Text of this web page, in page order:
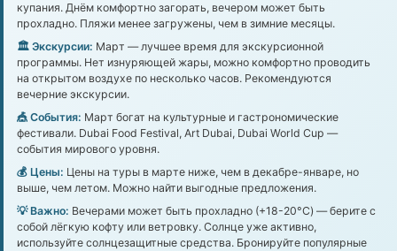
купания. Днём комфортно загорать, вечером может быть
прохладно. Пляжи менее загружены, чем в зимние месяцы.
🏛️ Экскурсии: Март — лучшее время для экскурсионной
программы. Нет изнуряющей жары, можно комфортно проводить
на открытом воздухе по несколько часов. Рекомендуются
вечерние экскурсии.
🎪 События: Март богат на культурные и гастрономические
фестивали. Dubai Food Festival, Art Dubai, Dubai World Cup —
события мирового уровня.
💰 Цены: Цены на туры в марте ниже, чем в декабре-январе, но
выше, чем летом. Можно найти выгодные предложения.
💡 Важно: Вечерами может быть прохладно (+18-20°C) — берите с
собой лёгкую кофту или ветровку. Солнце уже активно,
используйте солнцезащитные средства. Бронируйте популярные